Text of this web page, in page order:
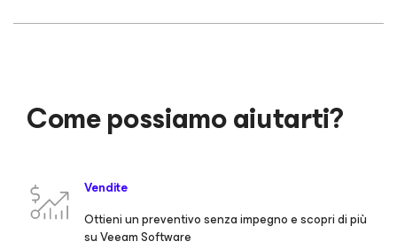
Come possiamo aiutarti?
Vendite
Ottieni un preventivo senza impegno e scopri di più
su Veeam Software